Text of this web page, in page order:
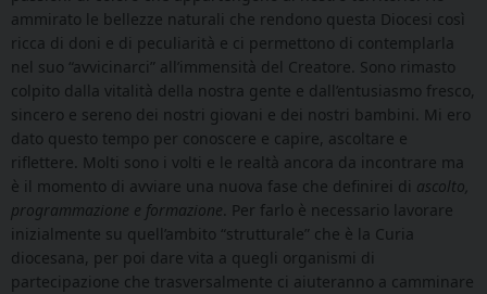
ammirato le bellezze naturali che rendono questa Diocesi così
ricca di doni e di peculiarità e ci permettono di contemplarla
nel suo “avvicinarci” all’immensità del Creatore. Sono rimasto
colpito dalla vitalità della nostra gente e dall’entusiasmo fresco,
sincero e sereno dei nostri giovani e dei nostri bambini. Mi ero
dato questo tempo per conoscere e capire, ascoltare e
riflettere. Molti sono i volti e le realtà ancora da incontrare ma
è il momento di avviare una nuova fase che definirei di ascolto,
programmazione e formazione . Per farlo è necessario lavorare
inizialmente su quell’ambito “strutturale” che è la Curia
diocesana, per poi dare vita a quegli organismi di
partecipazione che trasversalmente ci aiuteranno a camminare